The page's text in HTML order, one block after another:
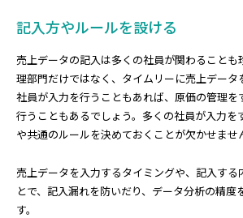
記入方やルールを設ける
売上データの記入は多くの社員が関わること
理部門だけではなく、タイムリーに売上デー
社員が入力を行うこともあれば、原価の管理を
行うこともあるでしょう。多くの社員が入力を
や共通のルールを決めておくことが欠かせませ
売上データを入力するタイミングや、記入する
とで、記入漏れを防いだり、データ分析の精度
す。